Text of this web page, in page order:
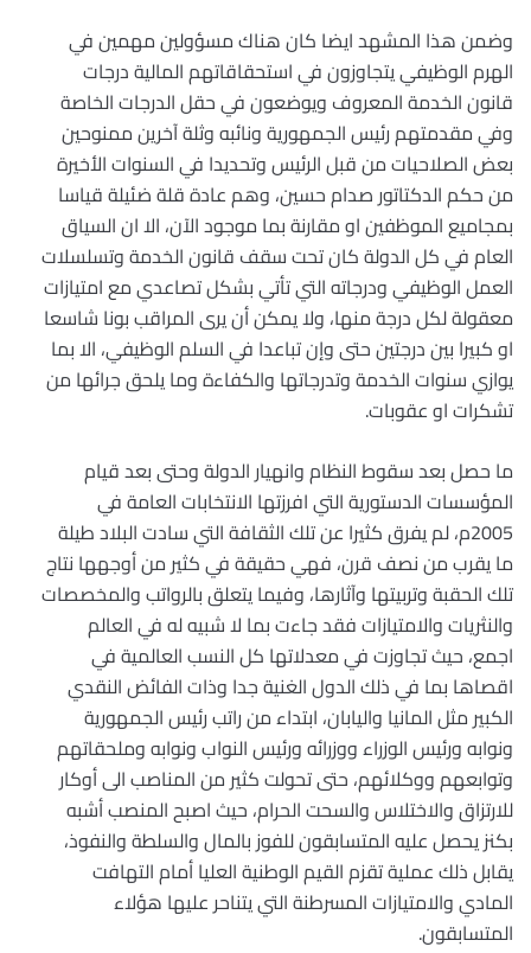
وضمن هذا المشهد ايضا كان هناك مسؤولين مهمين في
الهرم الوظيفي يتجاوزون في استحقاقاتهم المالية درجات
قانون الخدمة المعروف ويوضعون في حقل الدرجات الخاصة
وفي مقدمتهم رئيس الجمهورية ونائبه وثلة آخرين ممنوحين
بعض الصلاحيات من قبل الرئيس وتحديدا في السنوات الأخيرة
من حكم الدكتاتور صدام حسين، وهم عادة قلة ضئيلة قياسا
بمجاميع الموظفين او مقارنة بما موجود الآن، الا ان السياق
العام في كل الدولة كان تحت سقف قانون الخدمة وتسلسلات
العمل الوظيفي ودرجاته التي تأتي بشكل تصاعدي مع امتيازات
معقولة لكل درجة منها، ولا يمكن أن يرى المراقب بونا شاسعا
او كبيرا بين درجتين حتى وإن تباعدا في السلم الوظيفي، الا بما
يوازي سنوات الخدمة وتدرجاتها والكفاءة وما يلحق جرائها من
تشكرات او عقوبات.
ما حصل بعد سقوط النظام وانهيار الدولة وحتى بعد قيام
المؤسسات الدستورية التي افرزتها الانتخابات العامة في
2005م، لم يفرق كثيرا عن تلك الثقافة التي سادت البلاد طيلة
ما يقرب من نصف قرن، فهي حقيقة في كثير من أوجهها نتاج
تلك الحقبة وتربيتها وآثارها، وفيما يتعلق بالرواتب والمخصصات
والنثريات والامتيازات فقد جاءت بما لا شبيه له في العالم
اجمع، حيث تجاوزت في معدلاتها كل النسب العالمية في
اقصاها بما في ذلك الدول الغنية جدا وذات الفائض النقدي
الكبير مثل المانيا واليابان، ابتداء من راتب رئيس الجمهورية
ونوابه ورئيس الوزراء ووزرائه ورئيس النواب ونوابه وملحقاتهم
وتوابعهم ووكلائهم، حتى تحولت كثير من المناصب الى أوكار
للارتزاق والاختلاس والسحت الحرام، حيث اصبح المنصب أشبه
بكنز يحصل عليه المتسابقون للفوز بالمال والسلطة والنفوذ،
يقابل ذلك عملية تقزم القيم الوطنية العليا أمام التهافت
المادي والامتيازات المسرطنة التي يتناحر عليها هؤلاء
المتسابقون.